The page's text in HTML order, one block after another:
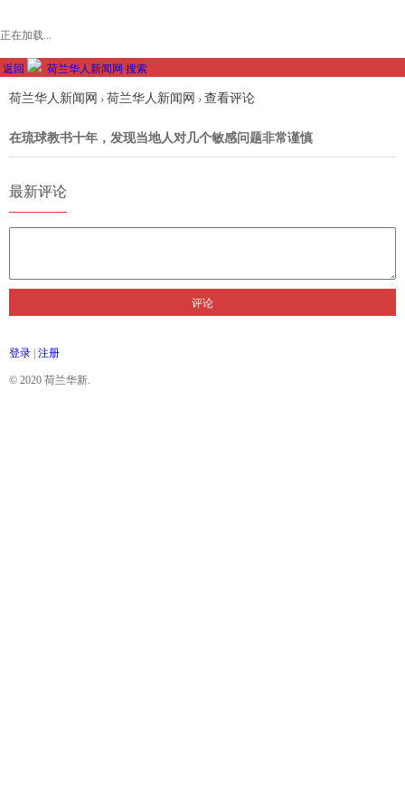
正在加载...
返回 荷兰华人新闻网 搜索
荷兰华人新闻网 › 荷兰华人新闻网 › 查看评论
在琉球教书十年，发现当地人对几个敏感问题非常谨慎
最新评论
评论
登录 注册
© 2020 荷兰华新.